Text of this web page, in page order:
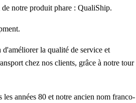
notre produit phare : QualiShip.
la qualité de service et
chez nos clients, grâce à notre tour
les années 80 et notre ancien nom franco-